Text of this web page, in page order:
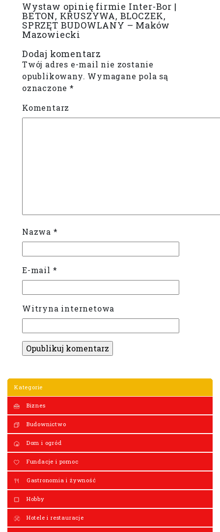
Kategorie
Biznes
Budownictwo
Dom i ogród
Fundacje i pomoc
Gastronomia i żywność
Hobby
Hotele i restauracje
Wystaw opinię firmie Inter-Bor |
BETON, KRUSZYWA, BLOCZEK,
SPRZĘT BUDOWLANY – Maków
Mazowiecki
Dodaj komentarz
Twój adres e-mail nie zostanie
opublikowany. Wymagane pola są
oznaczone*
Komentarz
Nazwa *
E-mail *
Witryna internetowa